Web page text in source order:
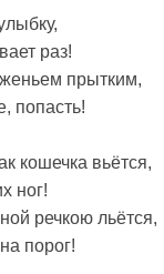
раз!
прытким,
попасть!
кошечка вьётся,
ног!
речкою льётся,
порог!